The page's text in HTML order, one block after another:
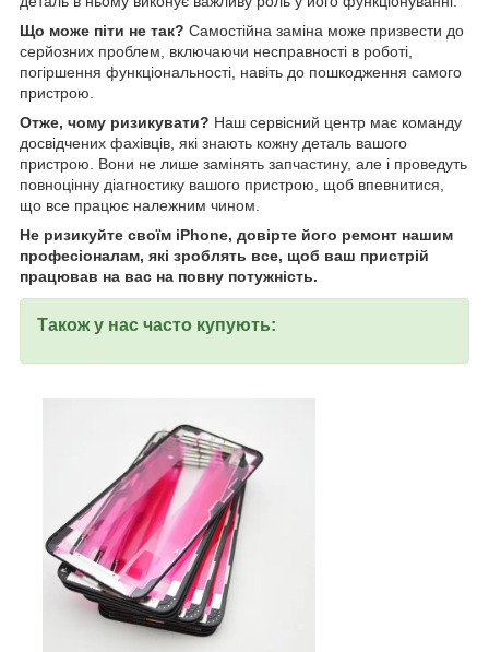
Що може піти не так? Самостійна заміна може призвести до
серйозних проблем, включаючи несправності в роботі,
погіршення функціональності, навіть до пошкодження самого
пристрою.
Отже, чому ризикувати? Наш сервісний центр має команду
досвідчених фахівців, які знають кожну деталь вашого
пристрою. Вони не лише замінять запчастину, але і проведуть
повноцінну діагностику вашого пристрою, щоб впевнитися,
що все працює належним чином.
Не ризикуйте своїм iPhone, довірте його ремонт нашим
професіоналам, які зроблять все, щоб ваш пристрій
працював на вас на повну потужність.
Також у нас часто купують: